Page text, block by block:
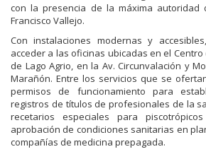
con la presencia de la máxima autoridad
Francisco Vallejo.
Con instalaciones modernas y
acceder a las oficinas ubicadas en el
de Lago Agrio, en la Av. Circunvalación y
Marañón. Entre los servicios que se
permisos de funcionamiento para
registros de títulos de profesionales de la
recetarios especiales para
aprobación de condiciones sanitarias en
compañías de medicina prepagada.